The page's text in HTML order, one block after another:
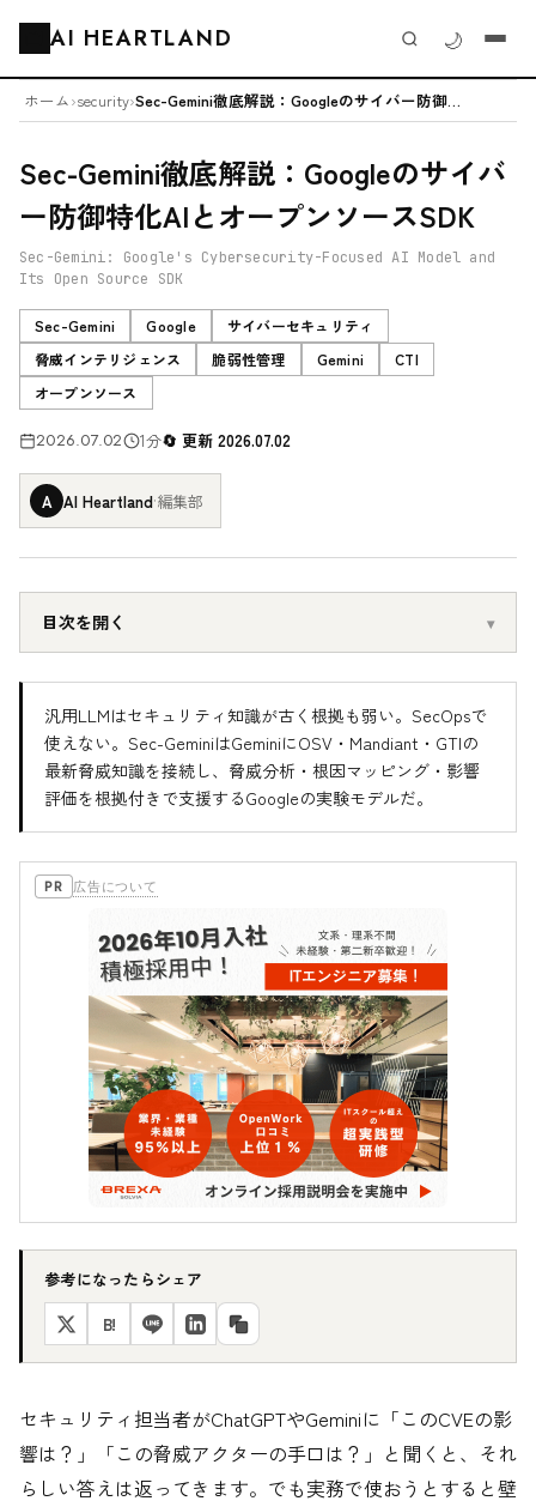
AI HEARTLAND 🌙
ホーム›security› Sec-Gemini徹底解説：Googleのサイバー防御特化AIとオープン...
Sec-Gemini徹底解説：Googleのサイバ
ー防御特化AIとオープンソースSDK
Sec-Gemini: Google's Cybersecurity-Focused AI Model and
Its Open Source SDK
Sec-Gemini Google
サイバーセキュリティ
脅威インテリジェンス
脆弱性管理 Gemini
CTI
オープンソース
2026.07.02 1分 更新 2026.07.02
A AI Heartland·編集部
目次を開く
汎用LLMはセキュリティ知識が古く根拠も弱い。SecOpsで
使えない。Sec-GeminiはGeminiにOSV・Mandiant・GTIの
最新脅威知識を接続し、脅威分析・根因マッピング・影響
評価を根拠付きで支援するGoogleの実験モデルだ。
PR 広告について
参考になったらシェア
B!
セキュリティ担当者がChatGPTやGeminiに「このCVEの影
響は？」「この脅威アクターの手口は？」と聞くと、それ
らしい答えは返ってきます。でも実務で使おうとすると壁